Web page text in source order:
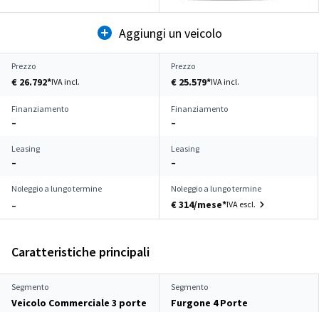
Aggiungi un veicolo
Prezzo
€ 26.792*IVA incl.
Prezzo
€ 25.579*IVA incl.
Finanziamento
–
Finanziamento
–
Leasing
–
Leasing
–
Noleggio a lungo termine
–
Noleggio a lungo termine
€ 314/mese*IVA escl.
Caratteristiche principali
Segmento
Veicolo Commerciale 3 porte
Segmento
Furgone 4 Porte